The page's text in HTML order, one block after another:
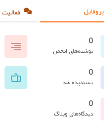
پروفایل فعالیت
0
نوشته‌های انجمن
0
پسندیده شد
0
دیدگاه‌های وبلاگ